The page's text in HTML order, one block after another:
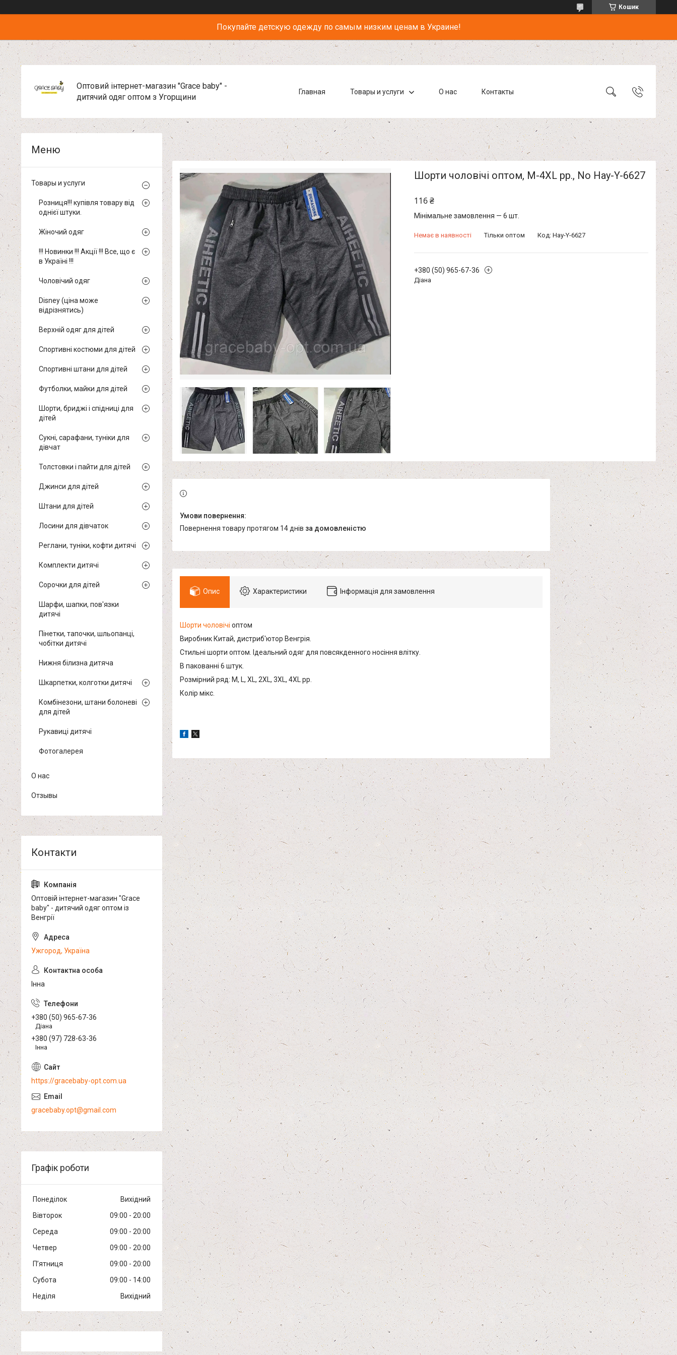
Кошик
Покупайте детскую одежду по самым низким ценам в Украине!
Оптовий інтернет-магазин "Grace baby" -
дитячий одяг оптом з Угорщини
Главная Товары и услуги О нас Контакты
Шорти чоловічі оптом, M-4XL рр., No Hay-Y-6627
116 ₴
Мінімальне замовлення — 6 шт.
Немає в наявності Тільки оптом Код: Hay-Y-6627
+380 (50) 965-67-36
Діана
повернення товару протягом 14 днів за домовленістю
Опис Характеристики Інформація для замовлення
Шорти чоловічі оптом
Виробник Китай, дистриб'ютор Венгрія.
Стильні шорти оптом. Ідеальний одяг для повсякденного носіння влітку.
В пакованні 6 штук.
Розмірний ряд: M, L, XL, 2XL, 3XL, 4XL рр.
Колір мікс.
Товары и услуги
Розниця!!! купівля товару від
однієї штуки.
Жіночий одяг
!!! Новинки !!! Акції !!! Все, що є
в Україні !!!
Чоловічий одяг
Disney (ціна може
відрізнятись)
Верхній одяг для дітей
Спортивні костюми для дітей
Спортивні штани для дітей
Футболки, майки для дітей
Шорти, бриджі і спідниці для
дітей
Сукні, сарафани, туніки для
дівчат
Толстовки і пайти для дітей
Джинси для дітей
Штани для дітей
Лосини для дівчаток
Реглани, туніки, кофти дитячі
Комплекти дитячі
Сорочки для дітей
Шарфи, шапки, пов'язки
дитячі
Пінетки, тапочки, шльопанці,
чобітки дитячі
Нижня білизна дитяча
Шкарпетки, колготки дитячі
Комбінезони, штани болоневі
для дітей
Рукавиці дитячі
Фотогалерея
О нас
Отзывы
Оптовій інтернет-магазин "Grace
baby" - дитячий одяг оптом із
Венгрії
Ужгород, Україна
Інна
+380 (50) 965-67-36
Діана
+380 (97) 728-63-36
Інна
https://gracebaby-opt.com.ua
gracebaby.opt@gmail.com
Графік роботи
Понеділок
Вихідний
Вівторок
09:00
20:00
Середа
09:00
20:00
Четвер
09:00
20:00
Пʼятниця
09:00
20:00
Субота
09:00
14:00
Неділя
Вихідний